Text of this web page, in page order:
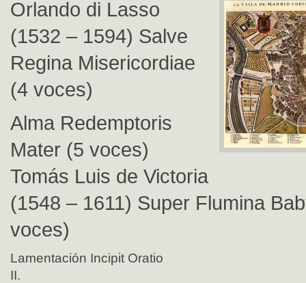
Orlando di Lasso
(1532 – 1594) Salve
Regina Misericordiae
(4 voces)
Alma Redemptoris
Mater (5 voces)
Tomás Luis de Victoria
(1548 – 1611) Super Flumina
voces)
Lamentación Incipit Oratio
II.